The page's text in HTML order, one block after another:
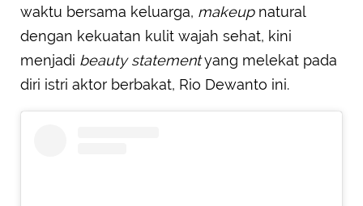
waktu bersama keluarga, makeupnatural
dengan kekuatan kulit wajah sehat, kini
menjadi beauty statementyang melekat pada
diri istri aktor berbakat, Rio Dewanto ini.